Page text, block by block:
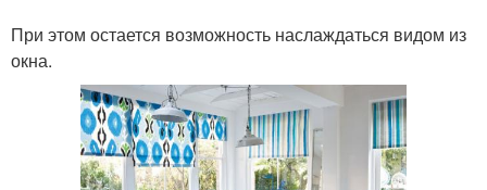
При этом остается возможность наслаждаться видом из
окна.